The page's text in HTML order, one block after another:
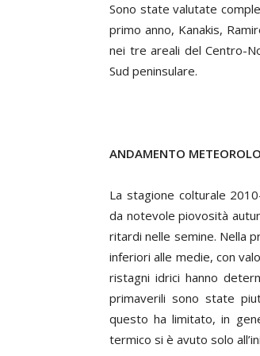
Sono state valutate
primo anno, Kanakis,
nei tre areali del Centro-
Sud peninsulare.
ANDAMENTO
La stagione colturale
da notevole piovosità
ritardi nelle semine. Nella
inferiori alle medie, con
ristagni idrici hanno
primaverili sono state
questo ha limitato, in
termico si è avuto solo